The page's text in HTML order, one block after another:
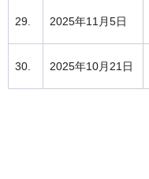
29. 2025年11月5日
30. 2025年10月21日